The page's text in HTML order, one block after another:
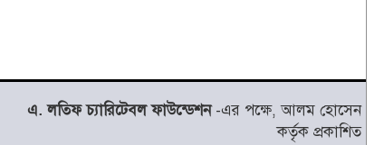
এ. লতিফ চ্যারিটেবল ফাউন্ডেশন-এর পক্ষে, আলম হোসেন
কর্তৃক প্রকাশিত